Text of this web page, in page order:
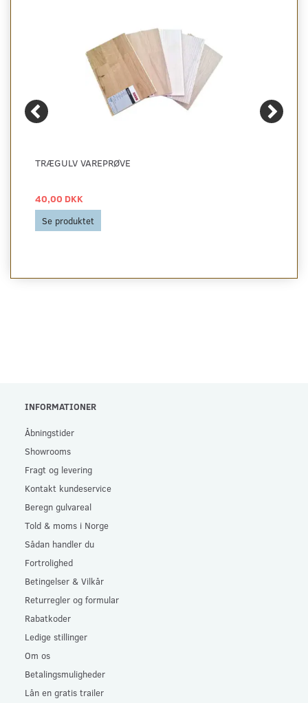
TRÆGULV VAREPRØVE
40,00 DKK
Se produktet
INFORMATIONER
Åbningstider
Showrooms
Fragt og levering
Kontakt kundeservice
Beregn gulvareal
Told & moms i Norge
Sådan handler du
Fortrolighed
Betingelser & Vilkår
Returregler og formular
Rabatkoder
Ledige stillinger
Om os
Betalingsmuligheder
Lån en gratis trailer